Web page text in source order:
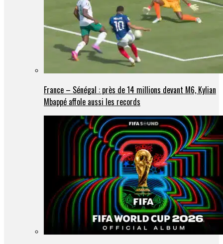
France – Sénégal : près de 14 millions devant M6, Kylian
Mbappé affole aussi les records